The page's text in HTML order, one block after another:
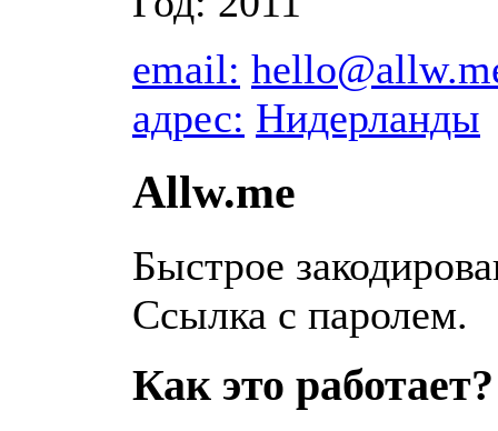
email:
адрес: Нидерланды
Allw.me
Быстрое
Ссылка с паролем.
Как это работает?